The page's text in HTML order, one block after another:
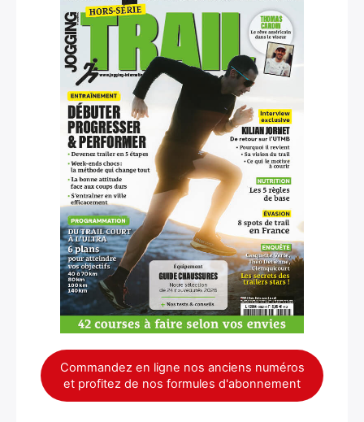
Commandez en ligne nos anciens numéros
et profitez de nos formules d'abonnement